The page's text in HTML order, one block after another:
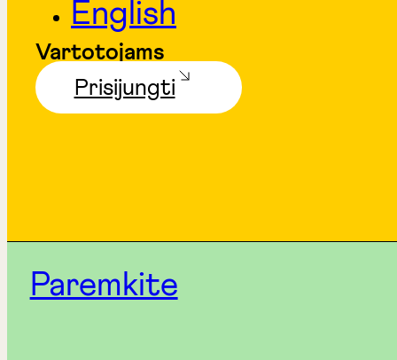
English
Vartotojams
Prisijungti
Paremkite